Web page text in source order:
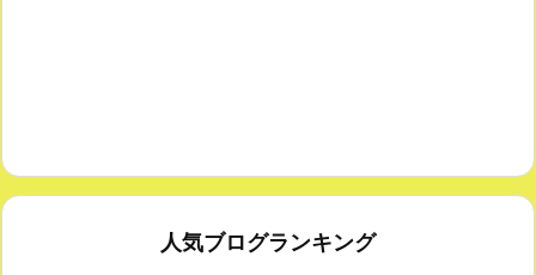
人気ブログランキング